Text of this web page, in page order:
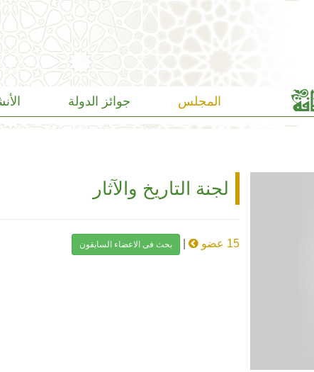
المجلس جوائز الدولة
لجنة التاريخ والآثار
15 عضو بحث فى الاعضاء السابقون